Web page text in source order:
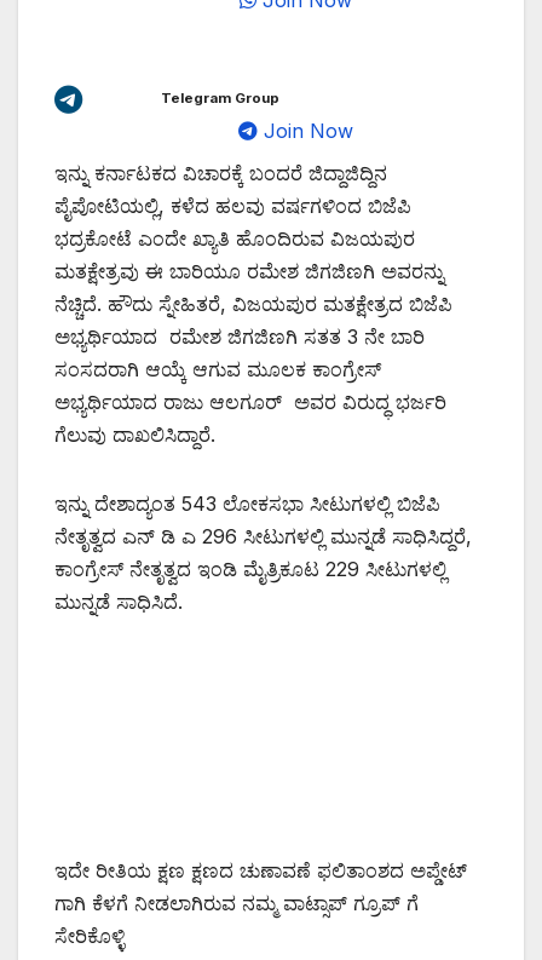
Telegram Group
Join Now
ಇನ್ನು ಕರ್ನಾಟಕದ ವಿಚಾರಕ್ಕೆ ಬಂದರೆ ಜಿದ್ದಾಜಿದ್ದಿನ
ಪೈಪೋಟಿಯಲ್ಲಿ, ಕಳೆದ ಹಲವು ವರ್ಷಗಳಿಂದ ಬಿಜೆಪಿ
ಭದ್ರಕೋಟೆ ಎಂದೇ ಖ್ಯಾತಿ ಹೊಂದಿರುವ ವಿಜಯಪುರ
ಮತಕ್ಷೇತ್ರವು ಈ ಬಾರಿಯೂ ರಮೇಶ ಜಿಗಜಿಣಗಿ ಅವರನ್ನು
ನೆಚ್ಚಿದೆ. ಹೌದು ಸ್ನೇಹಿತರೆ, ವಿಜಯಪುರ ಮತಕ್ಷೇತ್ರದ ಬಿಜೆಪಿ
ಅಭ್ಯರ್ಥಿಯಾದ ರಮೇಶ ಜಿಗಜಿಣಗಿ ಸತತ 3 ನೇ ಬಾರಿ
ಸಂಸದರಾಗಿ ಆಯ್ಕೆ ಆಗುವ ಮೂಲಕ ಕಾಂಗ್ರೇಸ್
ಅಭ್ಯರ್ಥಿಯಾದ ರಾಜು ಆಲಗೂರ್ ಅವರ ವಿರುದ್ಧ ಭರ್ಜರಿ
ಗೆಲುವು ದಾಖಲಿಸಿದ್ದಾರೆ.
ಇನ್ನು ದೇಶಾದ್ಯಂತ 543 ಲೋಕಸಭಾ ಸೀಟುಗಳಲ್ಲಿ ಬಿಜೆಪಿ
ನೇತೃತ್ವದ ಎನ್ ಡಿ ಎ 296 ಸೀಟುಗಳಲ್ಲಿ ಮುನ್ನಡೆ ಸಾಧಿಸಿದ್ದರೆ,
ಕಾಂಗ್ರೇಸ್ ನೇತೃತ್ವದ ಇಂಡಿ ಮೈತ್ರಿಕೂಟ 229 ಸೀಟುಗಳಲ್ಲಿ
ಮುನ್ನಡೆ ಸಾಧಿಸಿದೆ.
ಇದೇ ರೀತಿಯ ಕ್ಷಣ ಕ್ಷಣದ ಚುಣಾವಣೆ ಫಲಿತಾಂಶದ ಅಪ್ಡೇಟ್
ಗಾಗಿ ಕೆಳಗೆ ನೀಡಲಾಗಿರುವ ನಮ್ಮ ವಾಟ್ಸಾಪ್ ಗ್ರೂಪ್ ಗೆ
ಸೇರಿಕೊಳ್ಳಿ